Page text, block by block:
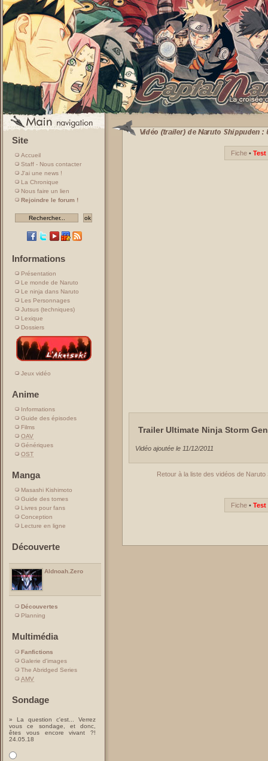
Site
Accueil
Staff - Nous contacter
J'ai une news !
La Chronique
Nous faire un lien
Rejoindre le forum !
Informations
Présentation
Le monde de Naruto
Le ninja dans Naruto
Les Personnages
Jutsus (techniques)
Lexique
Dossiers
Jeux vidéo
Anime
Informations
Guide des épisodes
Films
OAV
Génériques
OST
Manga
Masashi Kishimoto
Guide des tomes
Livres pour fans
Conception
Lecture en ligne
Découverte
Aldnoah.Zero
Découvertes
Planning
Multimédia
Fanfictions
Galerie d'images
The Abridged Series
AMV
Sondage
» La question c'est... Verrez
vous ce sondage, et donc,
êtes vous encore vivant ?!
24.05.18
Fiche • Test
Trailer Ultimate Ninja Storm
Vidéo ajoutée le 11/12/2011
Retour à la liste des vidéos de
Fiche • Test